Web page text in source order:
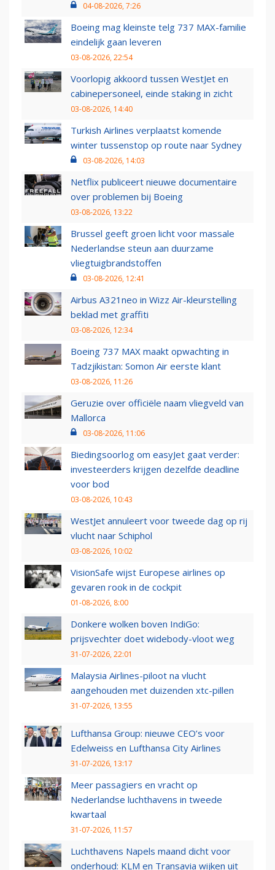
04-08-2026, 7:26
Boeing mag kleinste telg 737 MAX-familie
eindelijk gaan leveren
03-08-2026, 22:54
Voorlopig akkoord tussen WestJet en
cabinepersoneel, einde staking in zicht
03-08-2026, 14:40
Turkish Airlines verplaatst komende
winter tussenstop op route naar Sydney
03-08-2026, 14:03
Netflix publiceert nieuwe documentaire
over problemen bij Boeing
03-08-2026, 13:22
Brussel geeft groen licht voor massale
Nederlandse steun aan duurzame
vliegtuigbrandstoffen
03-08-2026, 12:41
Airbus A321neo in Wizz Air-kleurstelling
beklad met graffiti
03-08-2026, 12:34
Boeing 737 MAX maakt opwachting in
Tadzjikistan: Somon Air eerste klant
03-08-2026, 11:26
Geruzie over officiële naam vliegveld van
Mallorca
03-08-2026, 11:06
Biedingsoorlog om easyJet gaat verder:
investeerders krijgen dezelfde deadline
voor bod
03-08-2026, 10:43
WestJet annuleert voor tweede dag op rij
vlucht naar Schiphol
03-08-2026, 10:02
VisionSafe wijst Europese airlines op
gevaren rook in de cockpit
01-08-2026, 8:00
Donkere wolken boven IndiGo:
prijsvechter doet widebody-vloot weg
31-07-2026, 22:01
Malaysia Airlines-piloot na vlucht
aangehouden met duizenden xtc-pillen
31-07-2026, 13:55
Lufthansa Group: nieuwe CEO’s voor
Edelweiss en Lufthansa City Airlines
31-07-2026, 13:17
Meer passagiers en vracht op
Nederlandse luchthavens in tweede
kwartaal
31-07-2026, 11:57
Luchthavens Napels maand dicht voor
onderhoud: KLM en Transavia wijken uit